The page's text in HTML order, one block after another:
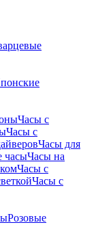
Часы с
Часы с
Часы для
часыЧасы на
Часы с
Часы с
Розовые